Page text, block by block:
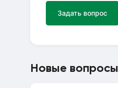
Задать вопрос
Новые вопросы